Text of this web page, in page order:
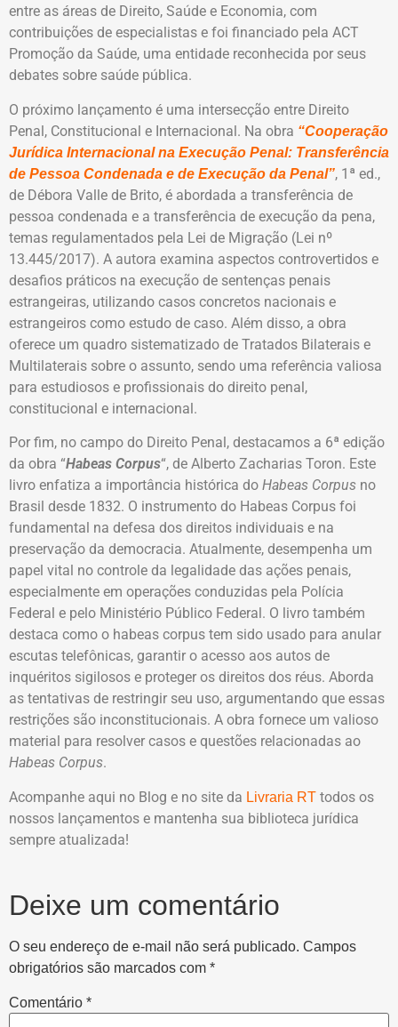
entre as áreas de Direito, Saúde e Economia, com
contribuições de especialistas e foi financiado pela ACT
Promoção da Saúde, uma entidade reconhecida por seus
debates sobre saúde pública.
O próximo lançamento é uma intersecção entre Direito
Penal, Constitucional e Internacional. Na obra “Cooperação
Jurídica Internacional na Execução Penal: Transferência
de Pessoa Condenada e de Execução da Penal”, 1ª ed.,
de Débora Valle de Brito, é abordada a transferência de
pessoa condenada e a transferência de execução da pena,
temas regulamentados pela Lei de Migração (Lei nº
13.445/2017). A autora examina aspectos controvertidos e
desafios práticos na execução de sentenças penais
estrangeiras, utilizando casos concretos nacionais e
estrangeiros como estudo de caso. Além disso, a obra
oferece um quadro sistematizado de Tratados Bilaterais e
Multilaterais sobre o assunto, sendo uma referência valiosa
para estudiosos e profissionais do direito penal,
constitucional e internacional.
Por fim, no campo do Direito Penal, destacamos a 6ª edição
da obra “Habeas Corpus“, de Alberto Zacharias Toron. Este
livro enfatiza a importância histórica do Habeas Corpus no
Brasil desde 1832. O instrumento do Habeas Corpus foi
fundamental na defesa dos direitos individuais e na
preservação da democracia. Atualmente, desempenha um
papel vital no controle da legalidade das ações penais,
especialmente em operações conduzidas pela Polícia
Federal e pelo Ministério Público Federal. O livro também
destaca como o habeas corpus tem sido usado para anular
escutas telefônicas, garantir o acesso aos autos de
inquéritos sigilosos e proteger os direitos dos réus. Aborda
as tentativas de restringir seu uso, argumentando que essas
restrições são inconstitucionais. A obra fornece um valioso
material para resolver casos e questões relacionadas ao
Habeas Corpus.
Acompanhe aqui no Blog e no site da Livraria RT todos os
nossos lançamentos e mantenha sua biblioteca jurídica
sempre atualizada!
Deixe um comentário
O seu endereço de e-mail não será publicado. Campos
obrigatórios são marcados com *
Comentário *